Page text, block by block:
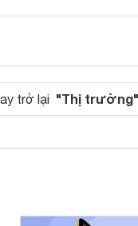
trở lại "Thị trường"